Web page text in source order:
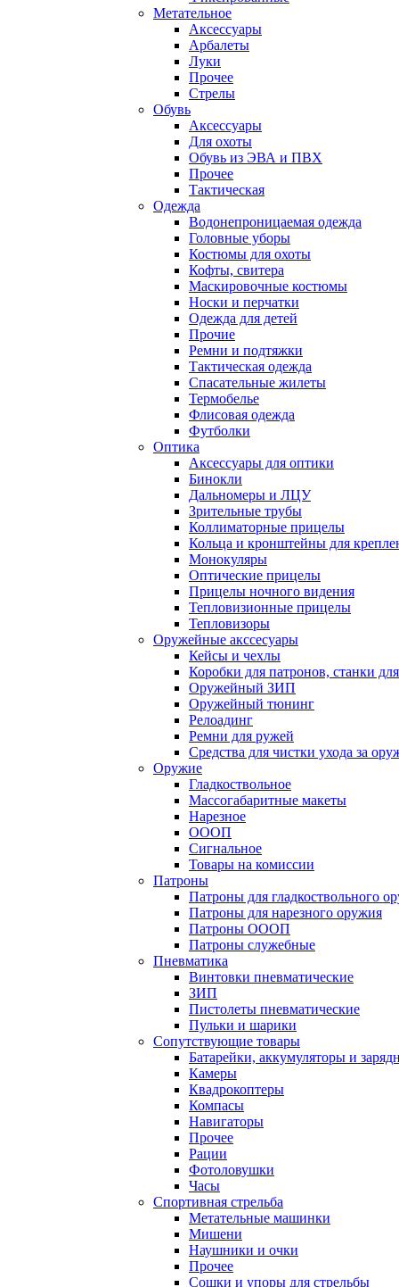
Метательное
Аксессуары
Арбалеты
Луки
Прочее
Стрелы
Обувь
Аксессуары
Для охоты
Обувь из ЭВА и ПВХ
Прочее
Тактическая
Одежда
Водонепроницаемая одежда
Головные уборы
Костюмы для охоты
Кофты, свитера
Маскировочные костюмы
Носки и перчатки
Одежда для детей
Прочие
Ремни и подтяжки
Тактическая одежда
Спасательные жилеты
Термобелье
Флисовая одежда
Футболки
Оптика
Аксессуары для оптики
Бинокли
Дальномеры и ЛЦУ
Зрительные трубы
Коллиматорные прицелы
Кольца и кронштейны для
Монокуляры
Оптические прицелы
Прицелы ночного видения
Тепловизионные прицелы
Тепловизоры
Оружейные акссесуары
Кейсы и чехлы
Коробки для патронов, станки
Оружейный ЗИП
Оружейный тюнинг
Релоадинг
Ремни для ружей
Средства для чистки ухода за
Оружие
Гладкоствольное
Массогабаритные макеты
Нарезное
ОООП
Сигнальное
Товары на комиссии
Патроны
Патроны для гладкоствольного
Патроны для нарезного оружия
Патроны ОООП
Патроны служебные
Пневматика
Винтовки пневматические
ЗИП
Пистолеты пневматические
Пульки и шарики
Сопутствующие товары
Батарейки, аккумуляторы и
Камеры
Квадрокоптеры
Компасы
Навигаторы
Прочее
Рации
Фотоловушки
Часы
Спортивная стрельба
Метательные машинки
Мишени
Наушники и очки
Прочее
Сошки и упоры для стрельбы